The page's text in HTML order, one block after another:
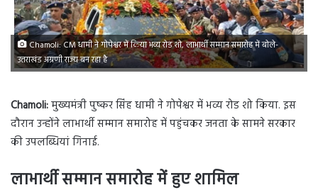
Chamoli: CM धामी ने गोपेश्वर में किया भव्य रोड शो, लाभार्थी सम्मान समारोह में बोले-
उत्तराखंड अग्रणी राज्य बन रहा है
Chamoli:मुख्यमंत्री पुष्कर सिंह धामी ने गोपेश्वर में भव्य रोड शो किया. इस
दौरान उन्होंने लाभार्थी सम्मान समारोह में पहुंचकर जनता के सामने सरकार
की उपलब्धियां गिनाई.
लाभार्थी सम्मान समारोह में हुए शामिल